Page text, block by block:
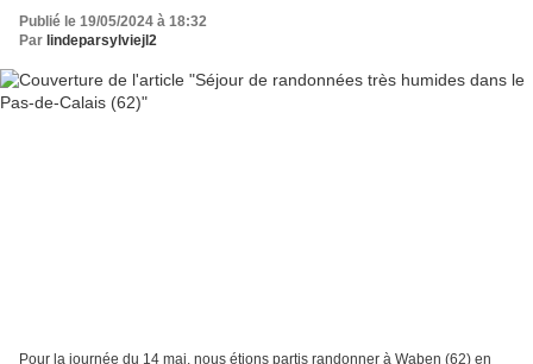
Publié le 19/05/2024 à 18:32
Par lindeparsylviejl2
Pour la journée du 14 mai, nous étions partis randonner à Waben (62) en